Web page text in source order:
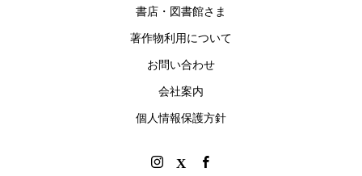
書店・図書館さま
著作物利用について
お問い合わせ
会社案内
個人情報保護方針